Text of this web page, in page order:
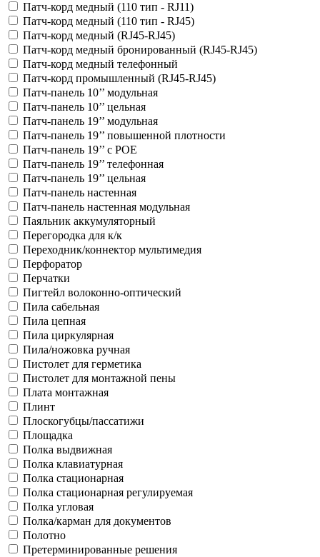
Патч-корд медный (110 тип - RJ11)
Патч-корд медный (110 тип - RJ45)
Патч-корд медный (RJ45-RJ45)
Патч-корд медный бронированный (RJ45-RJ45)
Патч-корд медный телефонный
Патч-корд промышленный (RJ45-RJ45)
Патч-панель 10’’ модульная
Патч-панель 10’’ цельная
Патч-панель 19’’ модульная
Патч-панель 19’’ повышенной плотности
Патч-панель 19’’ с POE
Патч-панель 19’’ телефонная
Патч-панель 19’’ цельная
Патч-панель настенная
Патч-панель настенная модульная
Паяльник аккумуляторный
Перегородка для к/к
Переходник/коннектор мультимедия
Перфоратор
Перчатки
Пигтейл волоконно-оптический
Пила сабельная
Пила цепная
Пила циркулярная
Пила/ножовка ручная
Пистолет для герметика
Пистолет для монтажной пены
Плата монтажная
Плинт
Плоскогубцы/пассатижи
Площадка
Полка выдвижная
Полка клавиатурная
Полка стационарная
Полка стационарная регулируемая
Полка угловая
Полка/карман для документов
Полотно
Претерминированные решения